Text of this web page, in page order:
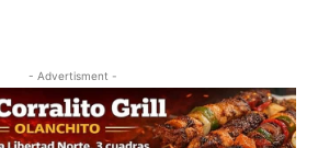
- Advertisment -